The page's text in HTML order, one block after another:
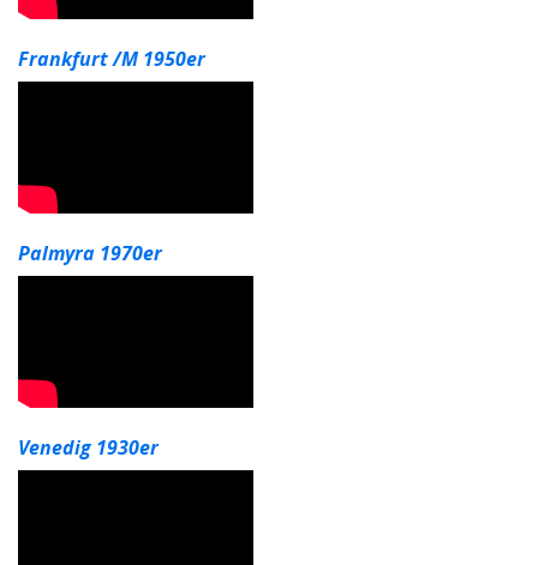
Frankfurt /M 1950er
Palmyra 1970er
Venedig 1930er